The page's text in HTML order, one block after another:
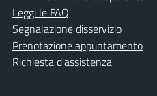
Leggi le FAQ
Segnalazione disservizio
Prenotazione appuntamento
Richiesta d'assistenza